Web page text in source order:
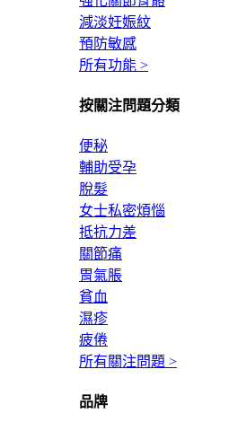
減淡妊娠紋
預防敏感
所有功能 >
按關注問題分類
便秘
輔助受孕
脫髮
女士私密煩惱
抵抗力差
關節痛
胃氣脹
貧血
濕疹
疲倦
所有關注問題 >
品牌